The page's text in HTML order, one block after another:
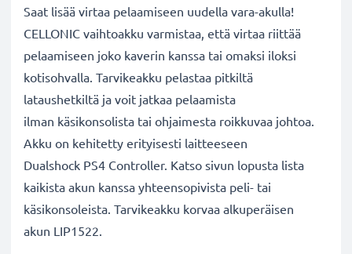
Saat lisää virtaa pelaamiseen uudella vara-akulla!
CELLONIC vaihtoakku varmistaa, että virtaa riittää
pelaamiseen joko kaverin kanssa tai omaksi iloksi
kotisohvalla. Tarvikeakku pelastaa pitkiltä
lataushetkiltä ja voit jatkaa pelaamista
ilman käsikonsolista tai ohjaimesta roikkuvaa johtoa.
Akku on kehitetty erityisesti laitteeseen
Dualshock PS4 Controller. Katso sivun lopusta lista
kaikista akun kanssa yhteensopivista peli- tai
käsikonsoleista. Tarvikeakku korvaa alkuperäisen
akun LIP1522.